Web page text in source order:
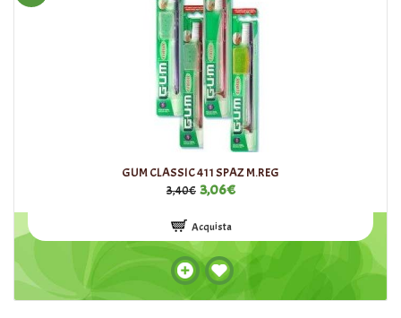
GUM CLASSIC 411 SPAZ M.REG
3,40€ 3,06€
Acquista